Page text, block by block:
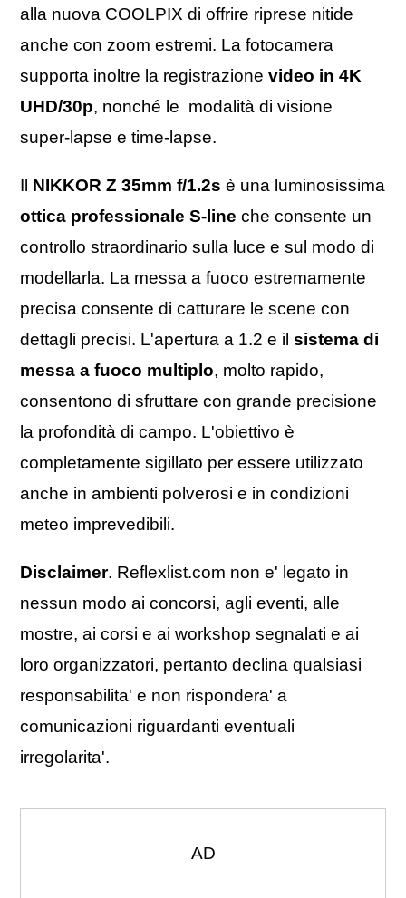
alla nuova COOLPIX di offrire riprese nitide
anche con zoom estremi. La fotocamera
supporta inoltre la registrazione video in 4K
UHD/30p, nonché le modalità di visione
super-lapse e time-lapse.
Il NIKKOR Z 35mm f/1.2s è una luminosissima
ottica professionale S-line che consente un
controllo straordinario sulla luce e sul modo di
modellarla. La messa a fuoco estremamente
precisa consente di catturare le scene con
dettagli precisi. L'apertura a 1.2 e il sistema di
messa a fuoco multiplo, molto rapido,
consentono di sfruttare con grande precisione
la profondità di campo. L'obiettivo è
completamente sigillato per essere utilizzato
anche in ambienti polverosi e in condizioni
meteo imprevedibili.
Disclaimer. Reflexlist.com non e' legato in
nessun modo ai concorsi, agli eventi, alle
mostre, ai corsi e ai workshop segnalati e ai
loro organizzatori, pertanto declina qualsiasi
responsabilita' e non rispondera' a
comunicazioni riguardanti eventuali
irregolarita'.
AD